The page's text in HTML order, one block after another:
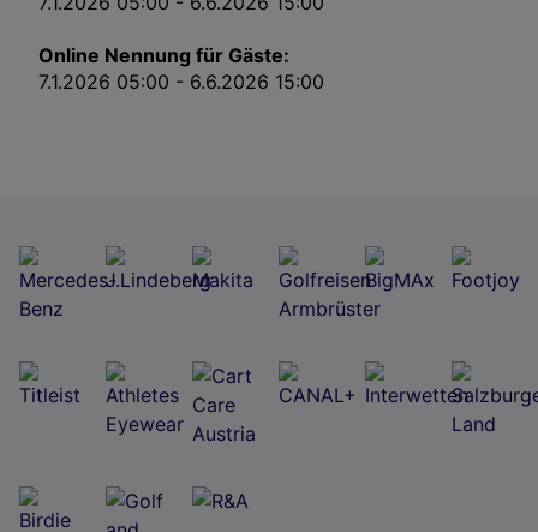
Online Nennung für Gäste:
7.1.2026 05:00 - 6.6.2026 15:00